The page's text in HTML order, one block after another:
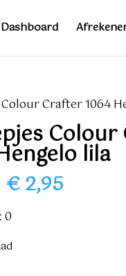
Crafter 1064
lila
prijs
was:
€ 4,10.
€2,95Huidige
0